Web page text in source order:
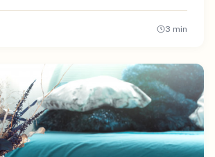
3 min